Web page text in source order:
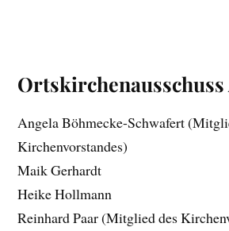
Angela Böhmecke-Schwafert
Kirchenvorstandes)
Maik Gerhardt
Heike Hollmann
Reinhard Paar (Mitglied des